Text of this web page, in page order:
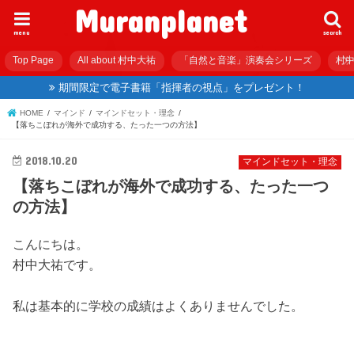
Muranplanet search
menu
Top Page All about 村中大祐 「自然と音楽」演奏会シリーズ 村
期間限定で電子書籍「指揮者の視点」をプレゼント！
HOME マインド
マインドセット・理念
【落ちこぼれが海外で成功する、たった一つの方法】
マインドセット・理念
2018.10.20
【落ちこぼれが海外で成功する、たった一つ
の方法】
こんにちは。
村中大祐です。
私は基本的に学校の成績はよくありませんでした。